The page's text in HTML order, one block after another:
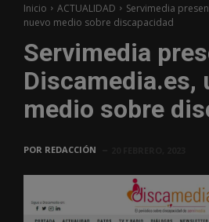
Inicio ACTUALIDAD
Servimedia
nuevo medio sobre discapacidad
Servimedia
Discamedia.es,
medio sobre
POR REDACCIÓN